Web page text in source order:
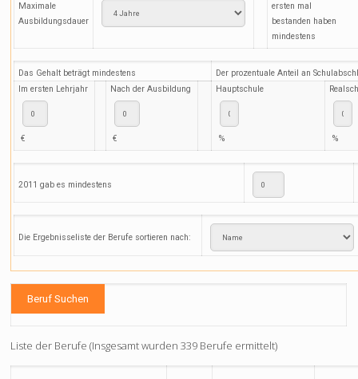
Maximale
Ausbildungsdauer
ersten mal
bestanden haben
mindestens
Das Gehalt beträgt mindestens
Der prozentuale Anteil an
Im ersten Lehrjahr
€
Nach der Ausbildung
€
Hauptschule
% %
2011 gab es mindestens
Die Ergebnisseliste der Berufe sortieren nach:
Liste der Berufe (Insgesamt wurden 339 Berufe ermittelt)